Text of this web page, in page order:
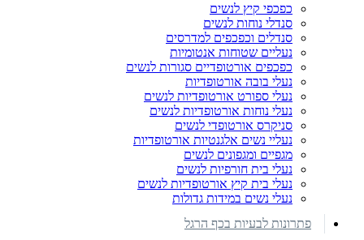
כפכפי קיץ לנשים
סנדלי נוחות לנשים
סנדלים וכפכפים למדרסים
נעליים שטוחות אנטומיות
כפכפים אורטופדיים סגורות לנשים
נעלי בובה אורטופדיות
נעלי ספורט אורטופדיות לנשים
נעלי נוחות אורטופדיות לנשים
סניקרס אורטופדי לנשים
נעליי נשים אלגנטיות אורטופדיות
מגפיים ומגפונים לנשים
נעלי בית חורפיות לנשים
נעלי בית קיץ אורטופדיות לנשים
נעלי נשים במידות גדולות
פתרונות לבעיות בכף הרגל